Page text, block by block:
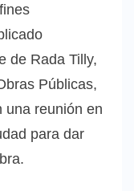
de Rada Tilly,
Públicas,
una reunión en
para dar